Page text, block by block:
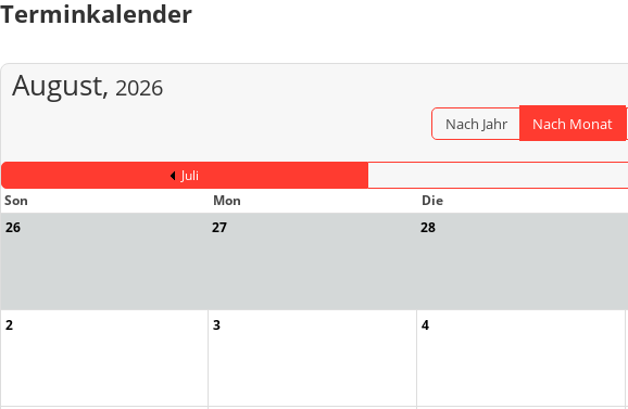
Terminkalender
August, 2026
Nach Jahr Nach Monat
Juli
Son
Mon Die
26
27 28
2 3 4